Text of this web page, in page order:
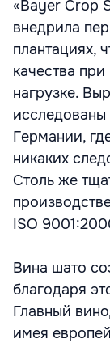
«Bayer Crop
внедрила
плантациях,
качества
нагрузке.
Германии,
никаких
Столь же
ISO
Вина шато
благодаря
Главный
имея